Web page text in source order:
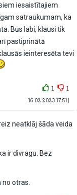
iesaistītajiem
satraukumam, ka
Būs labi, klausi tik
pastiprinātā
ieinteresēta tevi
1 1
16.02.2023 17:51 |
neatklāj šāda veida
ir divragu. Bez
no otras.